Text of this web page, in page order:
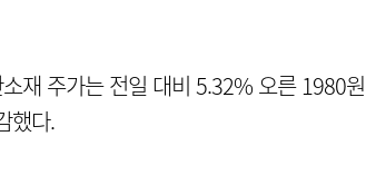
재 주가는 전일 대비 5.32% 오른 1980원
했다.